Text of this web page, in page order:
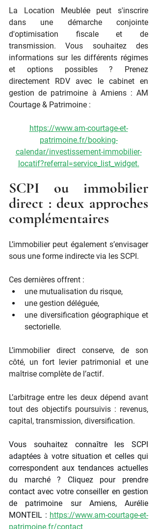
La Location Meublée peut s'inscrire
dans une démarche conjointe
d'optimisation fiscale et de
transmission. Vous souhaitez des
informations sur les différents régimes
et options possibles ? Prenez
directement RDV avec le cabinet en
gestion de patrimoine à Amiens : AM
Courtage & Patrimoine :
https://www.am-courtage-et-
patrimoine.fr/booking-
calendar/investissement-immobilier-
locatif?referral=service_list_widget.
SCPI ou immobilier
direct : deux approches
complémentaires
L’immobilier peut également s’envisager
sous une forme indirecte via les SCPI.
Ces dernières offrent :
une mutualisation du risque,
une gestion déléguée,
une diversification géographique et
sectorielle.
L’immobilier direct conserve, de son
côté, un fort levier patrimonial et une
maîtrise complète de l’actif.
L’arbitrage entre les deux dépend avant
tout des objectifs poursuivis : revenus,
capital, transmission, diversification.
Vous souhaitez connaître les SCPI
adaptées à votre situation et celles qui
correspondent aux tendances actuelles
du marché ? Cliquez pour prendre
contact avec votre conseiller en gestion
de patrimoine sur Amiens, Aurélie
MONTEIL : https://www.am-courtage-et-
patrimoine.fr/contact